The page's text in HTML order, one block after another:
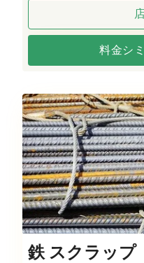
料金シ
鉄 スクラップ